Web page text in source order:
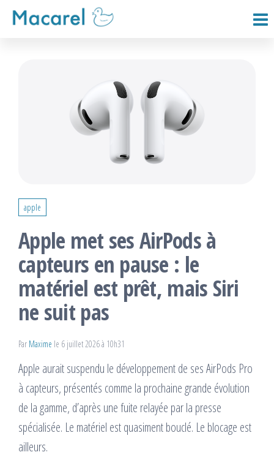
Passer
apple
Apple met ses AirPods à
capteurs en pause : le
matériel est prêt, mais Siri
ne suit pas
Par Maxime le 6 juillet 2026 à 10h31
Apple aurait suspendu le développement de ses AirPods Pro
à capteurs, présentés comme la prochaine grande évolution
de la gamme, d’après une fuite relayée par la presse
spécialisée. Le matériel est quasiment bouclé. Le blocage est
ailleurs.